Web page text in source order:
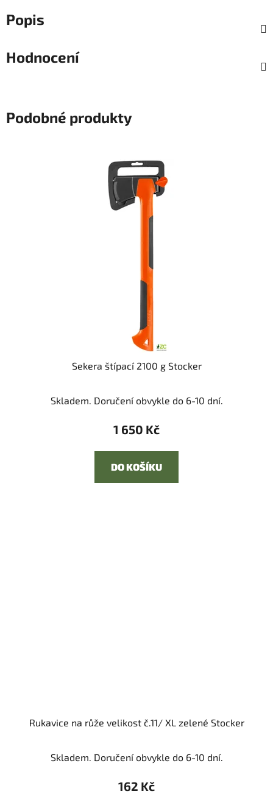
Popis
Hodnocení
Podobné produkty
Sekera štípací 2100 g Stocker
Skladem. Doručení obvykle do 6-10 dní.
1 650 Kč
DO KOŠÍKU
Rukavice na růže velikost č.11/ XL zelené Stocker
Skladem. Doručení obvykle do 6-10 dní.
162 Kč